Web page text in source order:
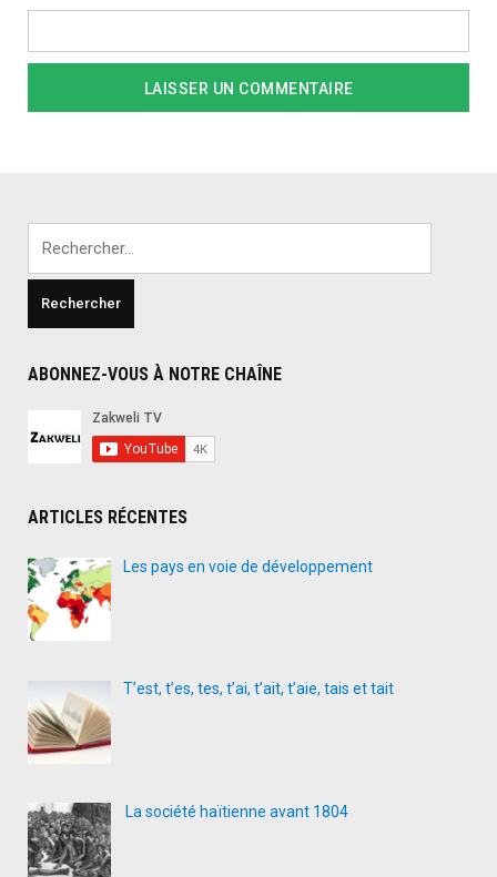
ABONNEZ-VOUS À NOTRE CHAÎNE
ARTICLES RÉCENTES
Les pays en voie de développement
T’est, t’es, tes, t’ai, t’ait, t’aie, tais et tait
La société haïtienne avant 1804